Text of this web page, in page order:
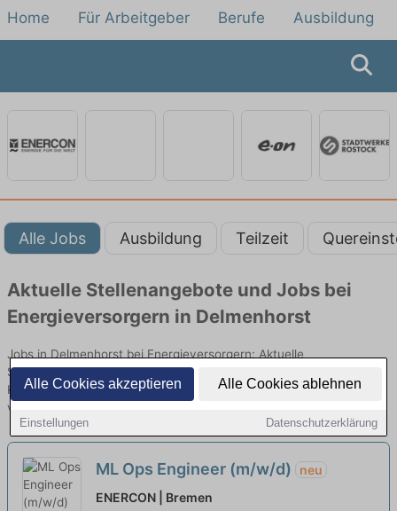
Alle Cookies akzeptieren Alle Cookies ablehnen
Einstellungen Datenschutzerklärung
Home Für Arbeitgeber Berufe Ausbildung
Alle Jobs Ausbildung Teilzeit
Aktuelle Stellenangebote und Jobs bei
Energieversorgern in Delmenhorst
Jobs in Delmenhorst bei Energieversorgern: Aktuelle
Stellenangebote in Energieversorgung, Netzbetrieb und
Kundenservice. Jetzt Berufe und Einstiegsmöglichkeiten
vergleichen.
ML Ops Engineer (m/w/d)
neu
ENERCON | Bremen